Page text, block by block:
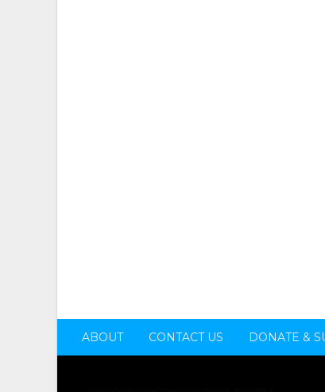
ABOUT CONTACT US DONATE &